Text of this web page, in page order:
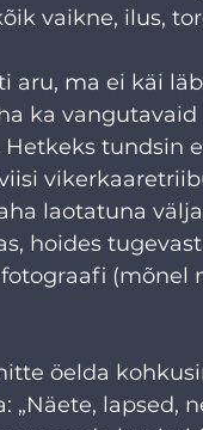
vaikne, ilus,
aru, ma ei käi
ka
tundsin
laotatuna
hoides
(mõnel
öelda
„Näete, lapsed,